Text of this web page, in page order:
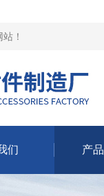
站 ！
们 产